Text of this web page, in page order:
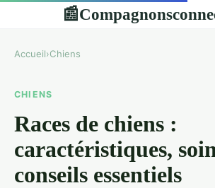
📰
Accueil›Chiens
CHIENS
Races de chiens :
caractéristiques,
conseils essentiels